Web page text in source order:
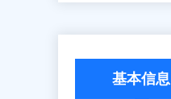
基本信息